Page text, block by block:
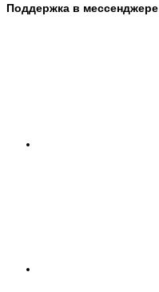
Поддержка в мессенджере